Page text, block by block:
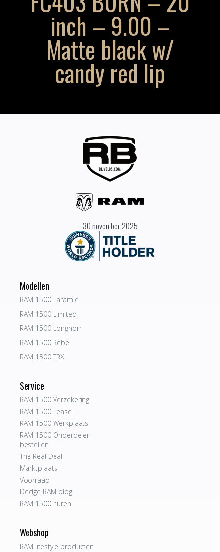
inch – 9.00 –
Matte black w/
candy red lip
30 november 2025
Modellen
RAM 1500 Laramie
RAM 1500 Limited
RAM 1500 Longhorn
RAM 1500 Rebel
RAM 1500 TRX
Service
RAM 1500 Verzekering
RAM 1500 Lease
RAM 1500 Werkplaats
RAM 1500 Onderdelen
bestellen
The Real Deal
Marktplaats
Voorraad
Dodge RAM blog
RAM 1500 huren
Webshop
RAM lifestyle producten